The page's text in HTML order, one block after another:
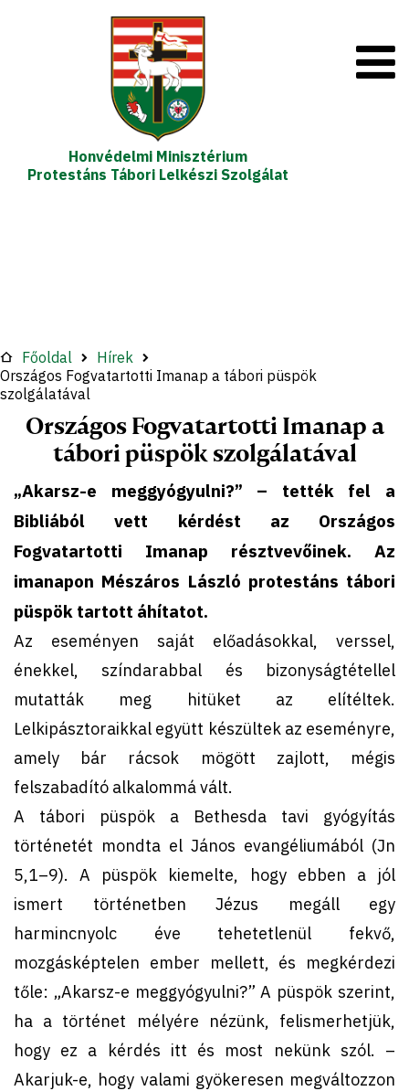
Honvédelmi Minisztérium
Protestáns Tábori Lelkészi Szolgálat
Főoldal
Hírek
Országos Fogvatartotti Imanap a tábori püspök
szolgálatával
Országos Fogvatartotti Imanap a
tábori püspök szolgálatával
„Akarsz-e meggyógyulni?” – tették fel a
Bibliából vett kérdést az Országos
Fogvatartotti Imanap résztvevőinek. Az
imanapon Mészáros László protestáns tábori
püspök tartott áhítatot.
Az eseményen saját előadásokkal, verssel,
énekkel, színdarabbal és bizonyságtétellel
mutatták meg hitüket az elítéltek.
Lelkipásztoraikkal együtt készültek az eseményre,
amely bár rácsok mögött zajlott, mégis
felszabadító alkalommá vált.
A tábori püspök a Bethesda tavi gyógyítás
történetét mondta el János evangéliumából (Jn
5,1–9). A püspök kiemelte, hogy ebben a jól
ismert történetben Jézus megáll egy
harmincnyolc éve tehetetlenül fekvő,
mozgásképtelen ember mellett, és megkérdezi
tőle: „Akarsz-e meggyógyulni?” A püspök szerint,
ha a történet mélyére nézünk, felismerhetjük,
hogy ez a kérdés itt és most nekünk szól. –
Akarjuk-e, hogy valami gyökeresen megváltozzon